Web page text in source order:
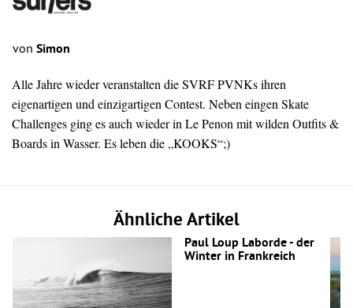
von Simon
Alle Jahre wieder veranstalten die SVRF PVNKs ihren
eigenartigen und einzigartigen Contest. Neben eingen Skate
Challenges ging es auch wieder in Le Penon mit wilden Outfits &
Boards in Wasser. Es leben die „KOOKS“;)
Ähnliche Artikel
Paul Loup Laborde - der
Winter in Frankreich